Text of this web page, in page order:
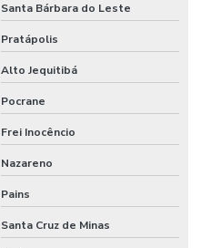
Santa Bárbara do Leste
Pratápolis
Alto Jequitibá
Pocrane
Frei Inocêncio
Nazareno
Pains
Santa Cruz de Minas